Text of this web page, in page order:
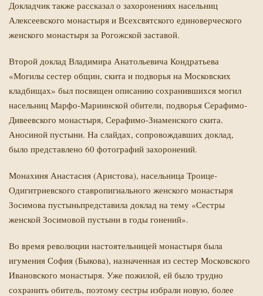
Докладчик также рассказал о захоронениях насельниц
Алексеевского монастыря и Всехсвятского единоверческого
женского монастыря за Рогожской заставой.
Второй доклад Владимира Анатольевича Кондратьева
«Могилы сестер общин, скита и подворья на Московских
кладбищах» был посвящен описанию сохранившихся могил
насельниц Марфо-Мариинской обители, подворья Серафимо-
Дивеевского монастыря, Серафимо-Знаменского скита.
Аносиной пустыни. На слайдах, сопровождавших доклад,
было представлено 60 фотографий захоронений.
Монахиня Анастасия (Аристова), насельница Троице-
Одигитриевского ставропигиального женского монастыря
Зосимова пустыньпредставила доклад на тему «Сестры
женской Зосимовой пустыни в годы гонений».
Во время революции настоятельницей монастыря была
игумения София (Быкова), назначенная из сестер Московского
Ивановского монастыря. Уже пожилой, ей было трудно
сохранить обитель, поэтому сестры избрали новую, более